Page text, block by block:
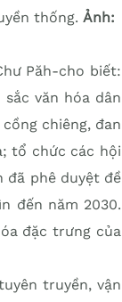
thống.Ảnh:
Păh-cho biết:
văn hóa dân
chiêng, đan
tổ chức các hội
đã phê duyệt đề
đến năm 2030.
đặc trưng của
truyền, vận